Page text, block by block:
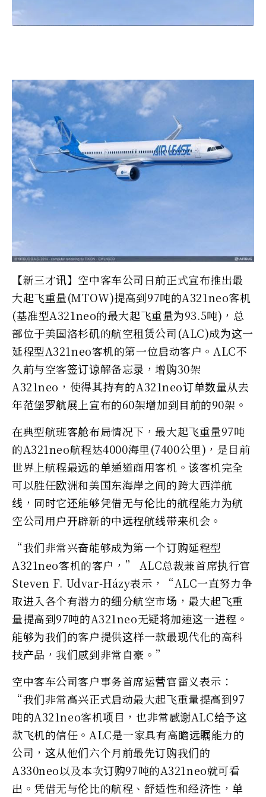
【新三才讯】空中客车公司日前正式宣布推出最
大起飞重量(MTOW)提高到97吨的A321neo客机
(基准型A321neo的最大起飞重量为93.5吨)，总
部位于美国洛杉矶的航空租赁公司(ALC)成为这一
延程型A321neo客机的第一位启动客户。ALC不
久前与空客签订谅解备忘录，增购30架
A321neo，使得其持有的A321neo订单数量从去
年范堡罗航展上宣布的60架增加到目前的90架。
在典型航班客舱布局情况下，最大起飞重量97吨
的A321neo航程达4000海里(7400公里)，是目前
世界上航程最远的单通道商用客机。该客机完全
可以胜任欧洲和美国东海岸之间的跨大西洋航
线，同时它还能够凭借无与伦比的航程能力为航
空公司用户开辟新的中远程航线带来机会。
“我们非常兴奋能够成为第一个订购延程型
A321neo客机的客户，” ALC总裁兼首席执行官
Steven F. Udvar-Házy表示，“ALC一直努力争
取进入各个有潜力的细分航空市场，最大起飞重
量提高到97吨的A321neo无疑将加速这一进程。
能够为我们的客户提供这样一款最现代化的高科
技产品，我们感到非常自豪。”
空中客车公司客户事务首席运营官雷义表示：
“我们非常高兴正式启动最大起飞重量提高到97
吨的A321neo客机项目，也非常感谢ALC给予这
款飞机的信任。ALC是一家具有高瞻远瞩能力的
公司，这从他们六个月前最先订购我们的
A330neo以及本次订购97吨的A321neo就可看
出。凭借无与伦比的航程、舒适性和经济性，单